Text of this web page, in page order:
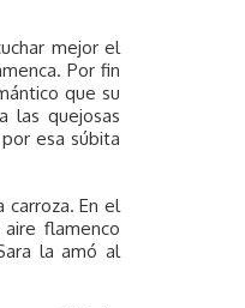
mejor el
Por fin
que su
las quejosas
esa súbita
carroza. En el
flamenco
la amó al